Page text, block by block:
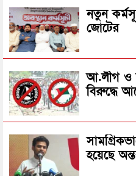
সিলেটের যে সড়কে
ছেলের কুড়ালের
পরিবহণ শ্রমিক
যে কারণে
সিলেটে ফাহিমা
মৃত্যুদণ্ড
রাজধানীর
উদ্ধার
দিল্লিতে শেখ
মন্ত্রণালয়ের ক্ষোভ
নতুন
জোটের
আ.লীগ ও
বিরুদ্ধে
হয়েছে